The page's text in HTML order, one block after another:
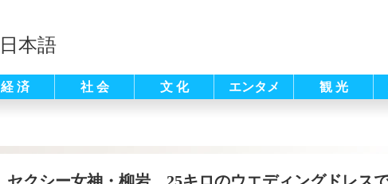
日本語
経 済 社 会 文 化 エンタメ 観 光